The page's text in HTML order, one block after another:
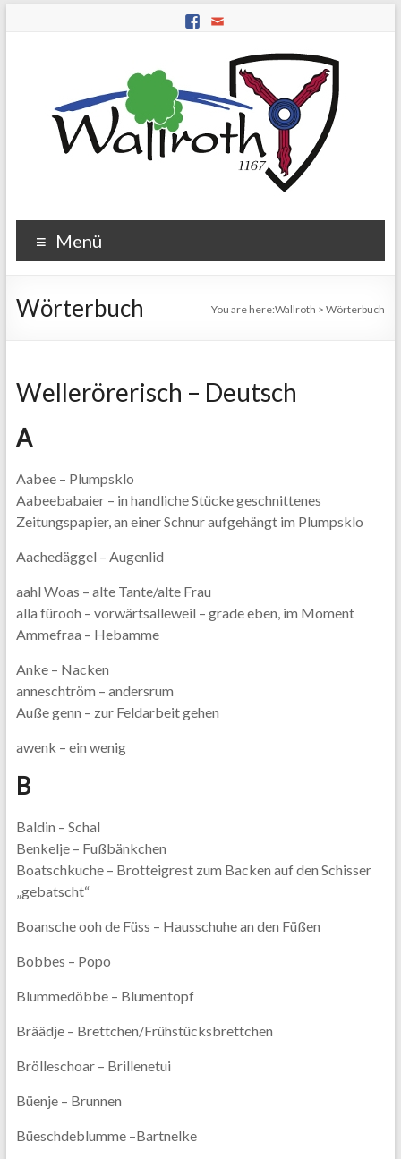
Menü
Wörterbuch You are here:Wallroth >Wörterbuch
Wellerörerisch – Deutsch
A
Aabee – Plumpsklo
Aabeebabaier – in handliche Stücke geschnittenes
Zeitungspapier, an einer Schnur aufgehängt im Plumpsklo
Aachedäggel – Augenlid
aahl Woas – alte Tante/alte Frau
alla fürooh – vorwärtsalleweil – grade eben, im Moment
Ammefraa – Hebamme
Anke – Nacken
anneschtröm – andersrum
Auße genn – zur Feldarbeit gehen
awenk – ein wenig
B
Baldin – Schal
Benkelje – Fußbänkchen
Boatschkuche – Brotteigrest zum Backen auf den Schisser
„gebatscht“
Boansche ooh de Füss – Hausschuhe an den Füßen
Bobbes – Popo
Blummedöbbe – Blumentopf
Bräädje – Brettchen/Frühstücksbrettchen
Brölleschoar – Brillenetui
Büenje – Brunnen
Büeschdeblumme –Bartnelke